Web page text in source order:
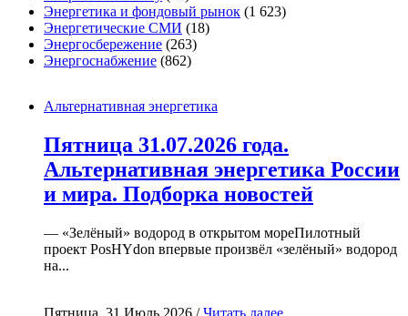
Энергетика и фондовый рынок (1 623)
Энергетические СМИ (18)
Энергосбережение (263)
Энергоснабжение (862)
Альтернативная энергетика
Пятница 31.07.2026 года.
Альтернативная энергетика России
и мира. Подборка новостей
— «Зелёный» водород в открытом мореПилотный
проект PosHYdon впервые произвёл «зелёный» водород
на...
Пятница, 31 Июль 2026 /Читать далее